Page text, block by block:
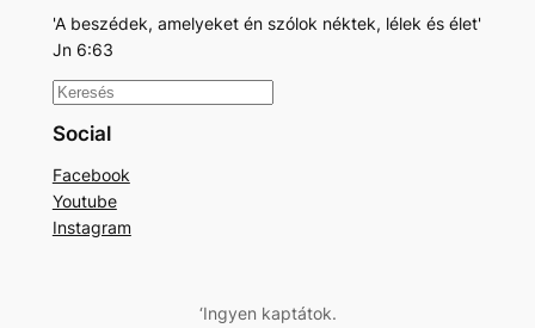
'A beszédek, amelyeket én szólok néktek, lélek és élet'
Jn 6:63
K
e
e
s
Social
Facebook
Youtube
Instagram
‘Ingyen kaptátok.